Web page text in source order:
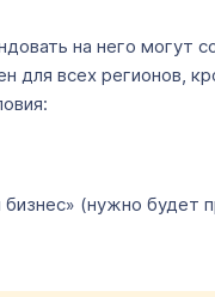
на него
для всех
(нужно будет